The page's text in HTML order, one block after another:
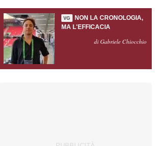
VG
NON LA CRONOLOGIA,
MA L'EFFICACIA
di Gabriele Chiocchio